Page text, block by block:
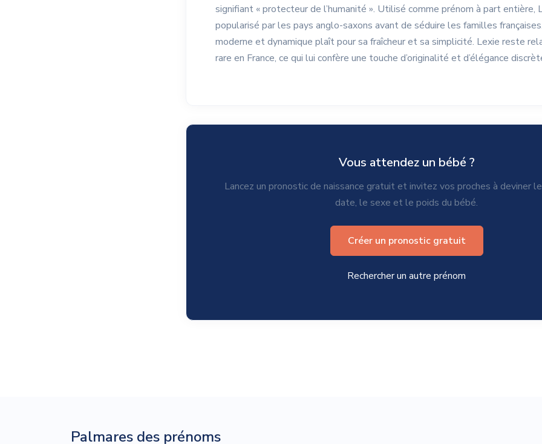
signifiant « protecteur de l’humanité ». Utilisé comme prénom à part entière,
popularisé par les pays anglo-saxons avant de séduire les familles
moderne et dynamique plaît pour sa fraîcheur et sa simplicité. Lexie reste
rare en France, ce qui lui confère une touche d’originalité et d’élégance
Vous attendez un bébé ?
Lancez un pronostic de naissance gratuit et invitez vos proches à deviner
date, le sexe et le poids du bébé.
Créer un pronostic gratuit
Rechercher un autre prénom
Palmares des prénoms